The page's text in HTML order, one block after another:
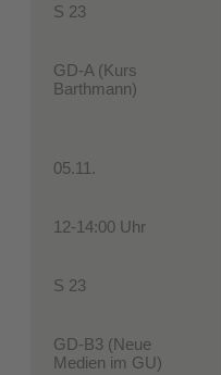
S 23
GD-A (Kurs
Barthmann)
05.11.
12-14:00 Uhr
S 23
GD-B3 (Neue
Medien im GU)